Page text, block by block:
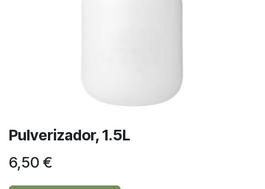
Pulverizador, 1.5L
6,50 €